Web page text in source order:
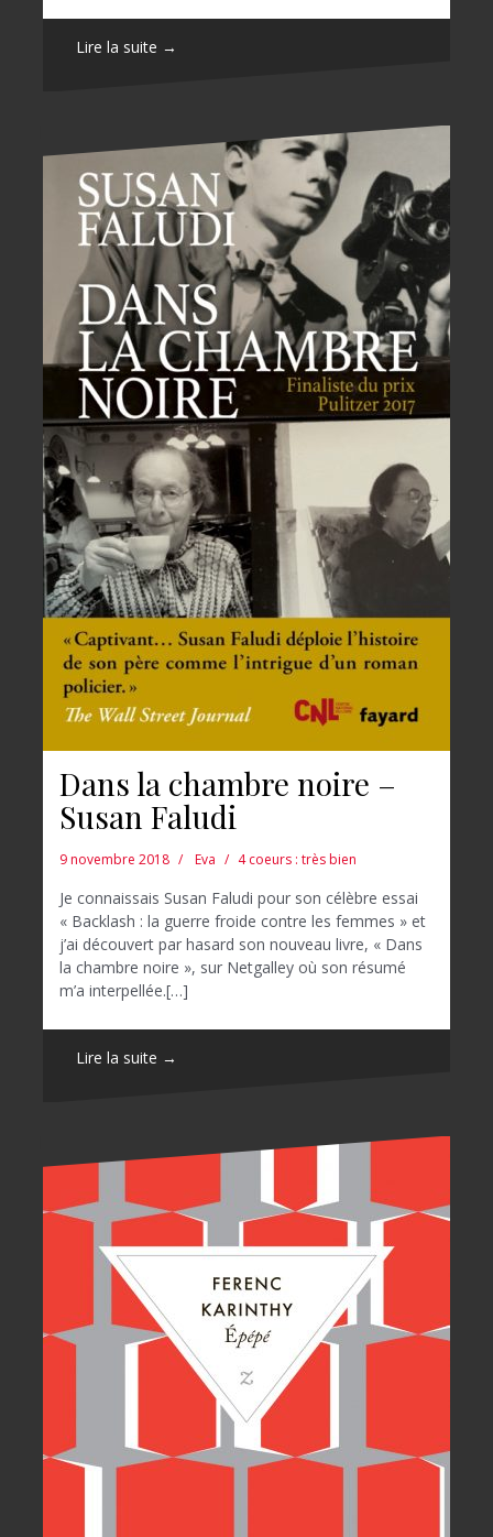
Lire la suite →
Dans la chambre noire –
Susan Faludi
9 novembre 2018 Eva 4 coeurs : très bien
Je connaissais Susan Faludi pour son célèbre essai
« Backlash : la guerre froide contre les femmes » et
j’ai découvert par hasard son nouveau livre, « Dans
la chambre noire », sur Netgalley où son résumé
m’a interpellée.[…]
Lire la suite →